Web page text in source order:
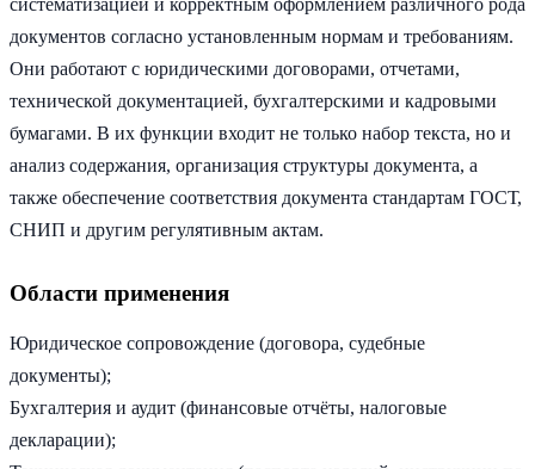
документов согласно установленным нормам и требованиям.
Они работают с юридическими договорами, отчетами,
технической документацией, бухгалтерскими и кадровыми
бумагами. В их функции входит не только набор текста, но и
анализ содержания, организация структуры документа, а
также обеспечение соответствия документа стандартам ГОСТ,
СНИП и другим регулятивным актам.
Области применения
Юридическое сопровождение (договора, судебные
документы);
Бухгалтерия и аудит (финансовые отчёты, налоговые
декларации);